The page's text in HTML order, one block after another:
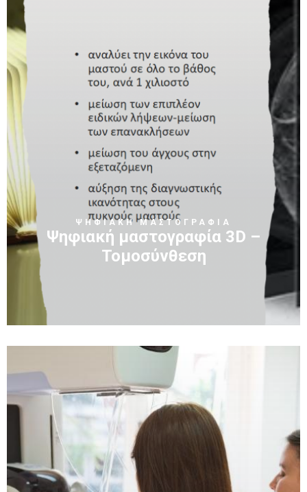
ΨΗΦΙΑΚΗ ΜΑΣΤΟΓΡΑΦΙΑ
Ψηφιακή μαστογραφία 3D –
Τομοσύνθεση